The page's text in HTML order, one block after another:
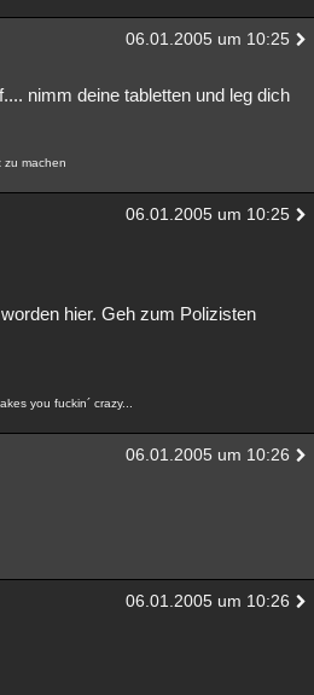
06.01.2005 um 10:25
nimm deine tabletten und leg dich
zu machen
06.01.2005 um 10:25
hier. Geh zum Polizisten
you fuckin´ crazy...
06.01.2005 um 10:26
06.01.2005 um 10:26